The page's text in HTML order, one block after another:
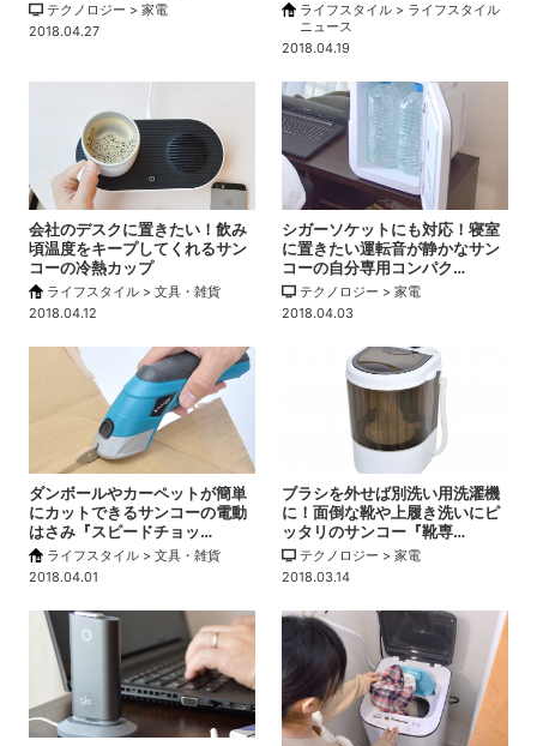
テクノロジー > 家電
2018.04.27
ライフスタイル > ライフスタイル
ニュース
2018.04.19
会社のデスクに置きたい！飲み
頃温度をキープしてくれるサン
コーの冷熱カップ
ライフスタイル > 文具・雑貨
2018.04.12
シガーソケットにも対応！寝室
に置きたい運転音が静かなサン
コーの自分専用コンパク…
テクノロジー > 家電
2018.04.03
ダンボールやカーペットが簡単
にカットできるサンコーの電動
はさみ『スピードチョッ…
ライフスタイル > 文具・雑貨
2018.04.01
ブラシを外せば別洗い用洗濯機
に！面倒な靴や上履き洗いにピ
ッタリのサンコー『靴専…
テクノロジー > 家電
2018.03.14